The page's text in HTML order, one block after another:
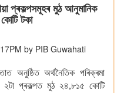
প্ৰকল্পসমূহৰ মুঠ আনুমানিক
টকা
by PIB Guwahati
অনুষ্ঠিত অৰ্থনৈতিক পৰিক্ৰমা
২টা প্ৰকল্পত মুঠ ২৪,৮১৫ কোটি